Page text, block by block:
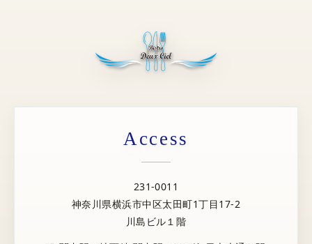
Access
231-0011
神奈川県横浜市中区太田町1丁目17-2
川島ビル１階